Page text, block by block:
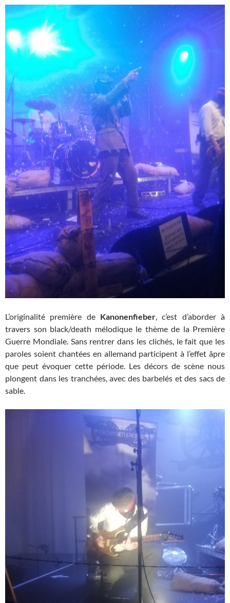
L’originalité première de Kanonenfieber, c’est d’aborder à
travers son black/death mélodique le thème de la Première
Guerre Mondiale. Sans rentrer dans les clichés, le fait que les
paroles soient chantées en allemand participent à l’effet âpre
que peut évoquer cette période. Les décors de scène nous
plongent dans les tranchées, avec des barbelés et des sacs de
sable.